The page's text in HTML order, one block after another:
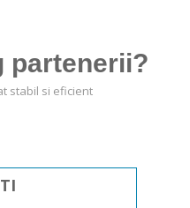
partenerii?
stabil si eficient